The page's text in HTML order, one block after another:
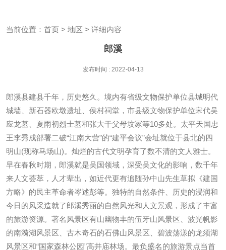
当前位置： 首页 > 地区 > 详细内容
郎溪
发布时间 : 2022-04-13
郎溪县建县千年，历史悠久。境内有省级文物保护单位县城明代
城墙、新石器欧墩遗址、侯村祠堂，市县级文物保护单位宋代吴
应龙墓、夏雨初烈士墓和张大干父母坟冢等10多处。太平天国忠
王李秀成部署二破“江南大营”的“建平会议”会址就位于县北的四
明山(现称马场山)。灿烂的古代文明孕育了数不清的文人雅士。
早在春秋时期，郎溪就是吴国领域，深受吴文化的影响，数千年
来人文荟萃，人才辈出，如近代更有追随孙中山先生草拟《建国
方略》的民主革命者岑述彭等。独特的自然条件、历史的浸润和
今日的风采造就了郎溪秀丽的自然风光和人文景观，形成了丰富
的旅游资源。著名风景区有山幽物丰的伍牙山风景区、波光帆影
的南漪湖风景区、古木奇石的石佛山风景区、碧波荡漾的龙须湖
风景区和“国家森林公园”高井庙林场。最负盛名的旅游景点当首